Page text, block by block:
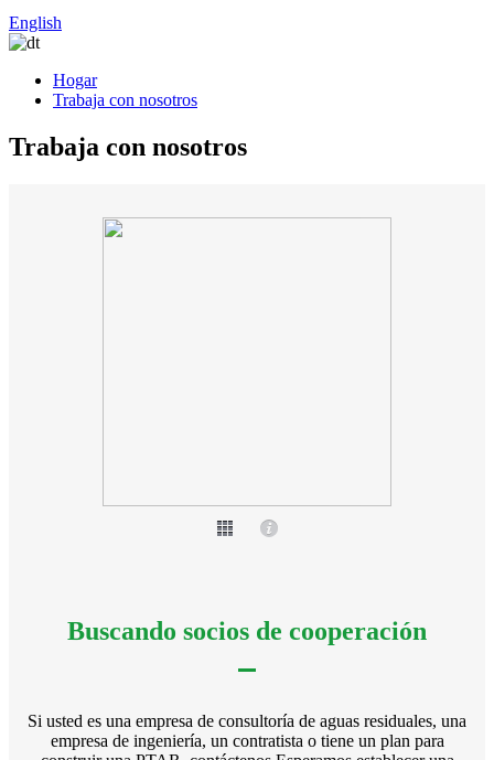
English
Hogar
Trabaja con nosotros
Trabaja con nosotros
Buscando socios de cooperación
Si usted es una empresa de consultoría de aguas residuales, una
empresa de ingeniería, un contratista o tiene un plan para